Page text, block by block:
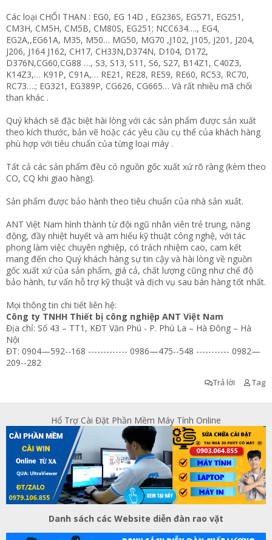
Các loại CHỔI THAN : EG0, EG 14D , EG236S, EG571, EG251,
CM3H, CM5H, CM5B, CM80S, EG251; NCC634…., EG4,
EG2A,,EG61A, M35, M50… MG50, MG70 ,J102, J105, J201, J204,
J206, J164 J162, CH17, CH33N,D374N, D104, D172,
D376N,CG60,CG88 …, S3, S13, S11, S6, S27, B14Z1, C40Z3,
K14Z3,… K91P, C91A,… RE21, RE28, RE59, RE60, RC53, RC70,
RC73….; EG321, EG389P, CG626, CG665… Và rất nhiều mã chổi
than khác .
Quý khách sẽ đặc biệt hài lòng với các sản phẩm được sản xuất
theo kích thước, bản vẽ hoặc các yêu cầu cụ thể của khách hàng
phù hợp với tiêu chuẩn của từng loại máy .
Tất cả các sản phẩm đều có nguồn gốc xuất xứ rõ ràng (kèm theo
CO, CQ khi giao hàng).
Sản phẩm được bảo hành theo tiêu chuẩn của nhà sản xuất.
ANT Việt Nam hình thành từ đội ngũ nhân viên trẻ trung, năng
động, đầy nhiệt huyết và am hiểu kỹ thuật công nghệ, với tác
phong làm việc chuyên nghiệp, có trách nhiệm cao, cam kết
mang đến cho Quý khách hàng sự tin cậy và hài lòng về nguồn
gốc xuất xứ của sản phẩm, giá cả, chất lượng cũng như chế độ
bảo hành, tư vấn hỗ trợ kỹ thuật và dịch vụ sau bán hàng tốt nhất.
Mọi thông tin chi tiết liên hệ:
Công ty TNHH Thiết bị công nghiệp ANT Việt Nam
Địa chỉ: Số 43 – TT1, KĐT Văn Phú - P. Phú La – Hà Đông – Hà
Nội
ĐT: 0904—592--168 ------------- 0986—475--548 ----------- 0982—
209--282
Trả lời Tag
Hổ Trợ Cài Đặt Phần Mềm Máy Tính Online
Danh sách các Website diễn đàn rao vặt